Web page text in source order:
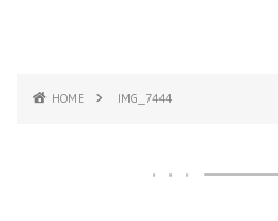
HOME IMG_7444